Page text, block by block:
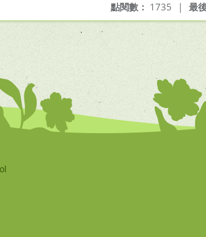
最
點閱數： 1735 |